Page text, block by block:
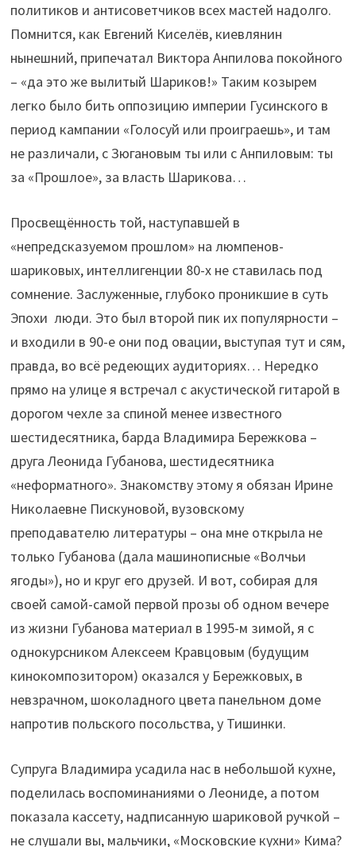
политиков и антисоветчиков всех мастей надолго.
Помнится, как Евгений Киселёв, киевлянин
нынешний, припечатал Виктора Анпилова покойного
– «да это же вылитый Шариков!» Таким козырем
легко было бить оппозицию империи Гусинского в
период кампании «Голосуй или проиграешь», и там
не различали, с Зюгановым ты или с Анпиловым: ты
за «Прошлое», за власть Шарикова…
Просвещённость той, наступавшей в
«непредсказуемом прошлом» на люмпенов-
шариковых, интеллигенции 80-х не ставилась под
сомнение. Заслуженные, глубоко проникшие в суть
Эпохи люди. Это был второй пик их популярности –
и входили в 90-е они под овации, выступая тут и сям,
правда, во всё редеющих аудиториях… Нередко
прямо на улице я встречал с акустической гитарой в
дорогом чехле за спиной менее известного
шестидесятника, барда Владимира Бережкова –
друга Леонида Губанова, шестидесятника
«неформатного». Знакомству этому я обязан Ирине
Николаевне Пискуновой, вузовскому
преподавателю литературы – она мне открыла не
только Губанова (дала машинописные «Волчьи
ягоды»), но и круг его друзей. И вот, собирая для
своей самой-самой первой прозы об одном вечере
из жизни Губанова материал в 1995-м зимой, я с
однокурсником Алексеем Кравцовым (будущим
кинокомпозитором) оказался у Бережковых, в
невзрачном, шоколадного цвета панельном доме
напротив польского посольства, у Тишинки.
Супруга Владимира усадила нас в небольшой кухне,
поделилась воспоминаниями о Леониде, а потом
показала кассету, надписанную шариковой ручкой –
не слушали вы, мальчики, «Московские кухни» Кима?